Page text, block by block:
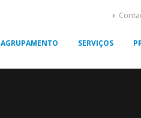
AGRUPAMENTO SERVIÇOS